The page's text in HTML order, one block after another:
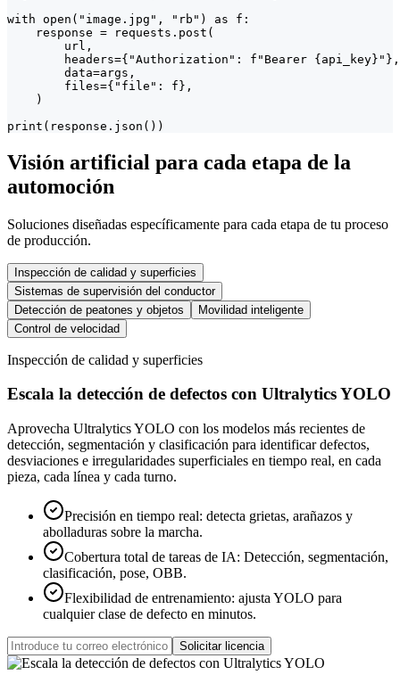
with open("image.jpg", "rb") as f:
    response = requests.post(
        url,
        headers={"Authorization": f"Bearer {api_key}"},
        data=args,
        files={"file": f},
    )
print(response.json())
Visión artificial para cada etapa de la
automoción
Soluciones diseñadas específicamente para cada etapa de tu proceso
de producción.
Inspección de calidad y superficies
Sistemas de supervisión del conductor
Detección de peatones y objetos
Movilidad inteligente
Control de velocidad
Inspección de calidad y superficies
Escala la detección de defectos con Ultralytics YOLO
Aprovecha Ultralytics YOLO con los modelos más recientes de
detección, segmentación y clasificación para identificar defectos,
desviaciones e irregularidades superficiales en tiempo real, en cada
pieza, cada línea y cada turno.
Precisión en tiempo real: detecta grietas, arañazos y
abolladuras sobre la marcha.
Cobertura total de tareas de IA: Detección, segmentación,
clasificación, pose, OBB.
Flexibilidad de entrenamiento: ajusta YOLO para
cualquier clase de defecto en minutos.
Solicitar licencia